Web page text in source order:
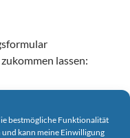
bestmögliche Funktionalität
kann meine Einwilligung
lassen:
sowie eine